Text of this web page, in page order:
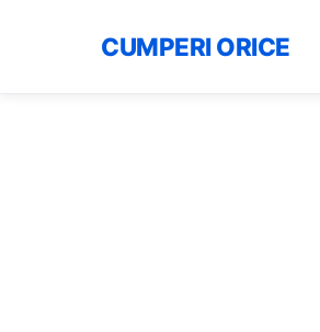
CUMPERI ORICE